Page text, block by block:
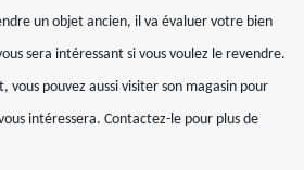
un objet ancien, il va évaluer votre bien
sera intéressant si vous voulez le revendre.
vous pouvez aussi visiter son magasin pour
intéressera. Contactez-le pour plus de